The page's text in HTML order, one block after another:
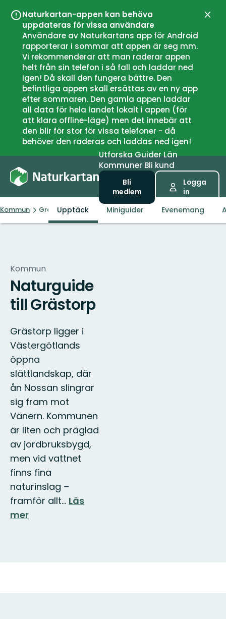
Naturkartan-appen kan behöva
uppdateras för vissa användare
Användare av Naturkartans app för Android
rapporterar i sommar att appen är seg mm.
Vi rekommenderar att man raderar appen
helt från sin telefon i så fall och laddar ned
igen! Då skall den fungera bättre. Den
befintliga appen skall ersättas av en ny app
efter sommaren. Den gamla appen laddar
all data för hela landet lokalt i appen (för
att klara offline-läge) men det innebär att
den blir för stor för vissa telefoner - då
behöver den raderas och laddas ned igen!
UtforskaGuiderLän
Kommuner Bli kund
Bli
medlem
Logga
in
Kommun GrästorpUpptäck Miniguider Evenemang
Kommun
Naturguide
till Grästorp
Grästorp ligger i
Västergötlands
öppna
slättlandskap, där
ån Nossan slingrar
sig fram mot
Vänern. Kommunen
är liten och präglad
av jordbruksbygd,
men vid vattnet
finns fina
naturinslag –
framför allt… Läs
mer